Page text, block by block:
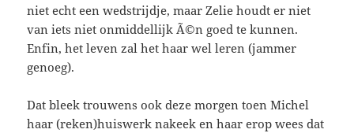
niet echt een wedstrijdje, maar Zelie houdt er niet
van iets niet onmiddellijk Ã©n goed te kunnen.
Enfin, het leven zal het haar wel leren (jammer
genoeg).
Dat bleek trouwens ook deze morgen toen Michel
haar (reken)huiswerk nakeek en haar erop wees dat